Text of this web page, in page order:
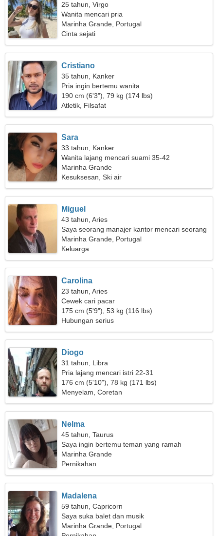
25 tahun, Virgo
Wanita mencari pria
Marinha Grande, Portugal
Cinta sejati
Cristiano
35 tahun, Kanker
Pria ingin bertemu wanita
190 cm (6'3"), 79 kg (174 lbs)
Atletik, Filsafat
Sara
33 tahun, Kanker
Wanita lajang mencari suami 35-42
Marinha Grande
Kesuksesan, Ski air
Miguel
43 tahun, Aries
Saya seorang manajer kantor mencari seorang
wanita yang menarik
Marinha Grande, Portugal
Keluarga
Carolina
23 tahun, Aries
Cewek cari pacar
175 cm (5'9"), 53 kg (116 lbs)
Hubungan serius
Diogo
31 tahun, Libra
Pria lajang mencari istri 22-31
176 cm (5'10"), 78 kg (171 lbs)
Menyelam, Coretan
Nelma
45 tahun, Taurus
Saya ingin bertemu teman yang ramah
Marinha Grande
Pernikahan
Madalena
59 tahun, Capricorn
Saya suka balet dan musik
Marinha Grande, Portugal